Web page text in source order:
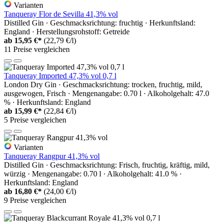
Varianten
Tanqueray Flor de Sevilla 41,3% vol
Distilled Gin · Geschmacksrichtung: fruchtig · Herkunftsland:
England · Herstellungsrohstoff: Getreide
ab 15,95 €* (22,79 €/l)
11 Preise vergleichen
Tanqueray Imported 47,3% vol 0,7 l
London Dry Gin · Geschmacksrichtung: trocken, fruchtig, mild,
ausgewogen, Frisch · Mengenangabe: 0.70 l · Alkoholgehalt: 47.0
% · Herkunftsland: England
ab 15,99 €* (22,84 €/l)
5 Preise vergleichen
Varianten
Tanqueray Rangpur 41,3% vol
Distilled Gin · Geschmacksrichtung: Frisch, fruchtig, kräftig, mild,
würzig · Mengenangabe: 0.70 l · Alkoholgehalt: 41.0 % ·
Herkunftsland: England
ab 16,80 €* (24,00 €/l)
9 Preise vergleichen